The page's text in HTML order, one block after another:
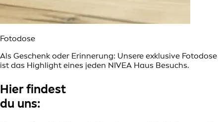
Fotodose
Als Geschenk oder Erinnerung: Unsere exklusive Fotodose
ist das Highlight eines jeden NIVEA Haus Besuchs.
Hier findest
du uns: